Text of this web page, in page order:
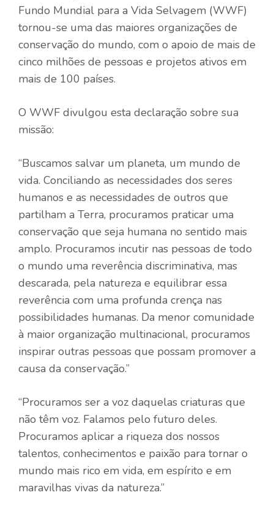
Fundo Mundial para a Vida Selvagem (WWF)
tornou-se uma das maiores organizações de
conservação do mundo, com o apoio de mais de
cinco milhões de pessoas e projetos ativos em
mais de 100 países.
O WWF divulgou esta declaração sobre sua
missão:
“Buscamos salvar um planeta, um mundo de
vida. Conciliando as necessidades dos seres
humanos e as necessidades de outros que
partilham a Terra, procuramos praticar uma
conservação que seja humana no sentido mais
amplo. Procuramos incutir nas pessoas de todo
o mundo uma reverência discriminativa, mas
descarada, pela natureza e equilibrar essa
reverência com uma profunda crença nas
possibilidades humanas. Da menor comunidade
à maior organização multinacional, procuramos
inspirar outras pessoas que possam promover a
causa da conservação.”
“Procuramos ser a voz daquelas criaturas que
não têm voz. Falamos pelo futuro deles.
Procuramos aplicar a riqueza dos nossos
talentos, conhecimentos e paixão para tornar o
mundo mais rico em vida, em espírito e em
maravilhas vivas da natureza.”